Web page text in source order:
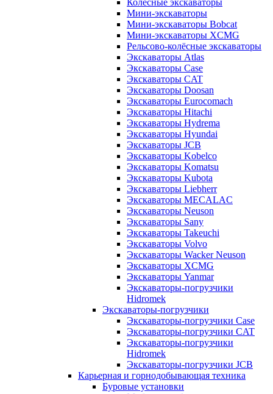
Колесные экскаваторы
Мини-экскаваторы
Мини-экскаваторы Bobcat
Мини-экскаваторы XCMG
Рельсово-колёсные экскаваторы
Экскаваторы Atlas
Экскаваторы Case
Экскаваторы CAT
Экскаваторы Doosan
Экскаваторы Eurocomach
Экскаваторы Hitachi
Экскаваторы Hydrema
Экскаваторы Hyundai
Экскаваторы JCB
Экскаваторы Kobelco
Экскаваторы Komatsu
Экскаваторы Kubota
Экскаваторы Liebherr
Экскаваторы MECALAC
Экскаваторы Neuson
Экскаваторы Sany
Экскаваторы Takeuchi
Экскаваторы Volvo
Экскаваторы Wacker Neuson
Экскаваторы XCMG
Экскаваторы Yanmar
Экскаваторы-погрузчики
Hidromek
Экскаваторы-погрузчики
Экскаваторы-погрузчики Case
Экскаваторы-погрузчики CAT
Экскаваторы-погрузчики
Hidromek
Экскаваторы-погрузчики JCB
Карьерная и горнодобывающая техника
Буровые установки